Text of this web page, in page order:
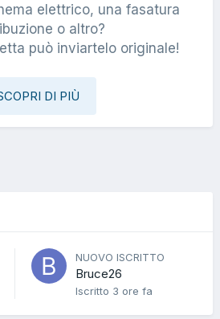
elettrico, una fasatura
o altro?
può inviartelo originale!
DI PIÙ
NUOVO ISCRITTO
Bruce26
Iscritto 3 ore fa